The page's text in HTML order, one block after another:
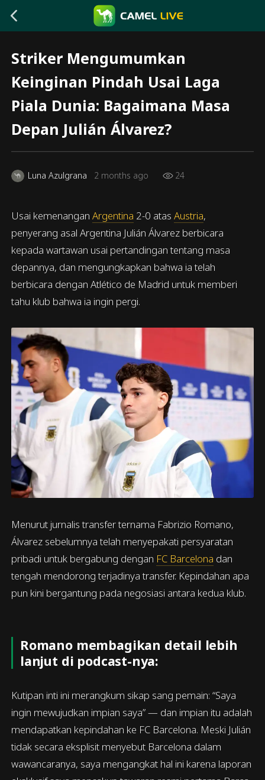
Striker Mengumumkan
Keinginan Pindah Usai Laga
Piala Dunia: Bagaimana Masa
Depan Julián Álvarez?
Luna Azulgrana 2 months ago 24
Usai kemenanganArgentina 2-0 atasAustria,
penyerang asal Argentina Julián Álvarez berbicara
kepada wartawan usai pertandingan tentang masa
depannya, dan mengungkapkan bahwa ia telah
berbicara dengan Atlético de Madrid untuk memberi
tahu klub bahwa ia ingin pergi.
Menurut jurnalis transfer ternama Fabrizio Romano,
Álvarez sebelumnya telah menyepakati persyaratan
pribadi untuk bergabung dengan FC Barcelona dan
tengah mendorong terjadinya transfer. Kepindahan apa
pun kini bergantung pada negosiasi antara kedua klub.
Romano membagikan detail lebih
lanjut di podcast-nya:
Kutipan inti ini merangkum sikap sang pemain: “Saya
ingin mewujudkan impian saya” — dan impian itu adalah
mendapatkan kepindahan ke FC Barcelona. Meski Julián
tidak secara eksplisit menyebut Barcelona dalam
wawancaranya, saya mengangkat hal ini karena laporan